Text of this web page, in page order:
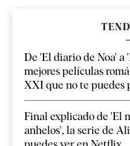
De 'El diario de Noa' a
mejores películas
XXI que no te puedes
Final explicado de 'El
anhelos', la serie de